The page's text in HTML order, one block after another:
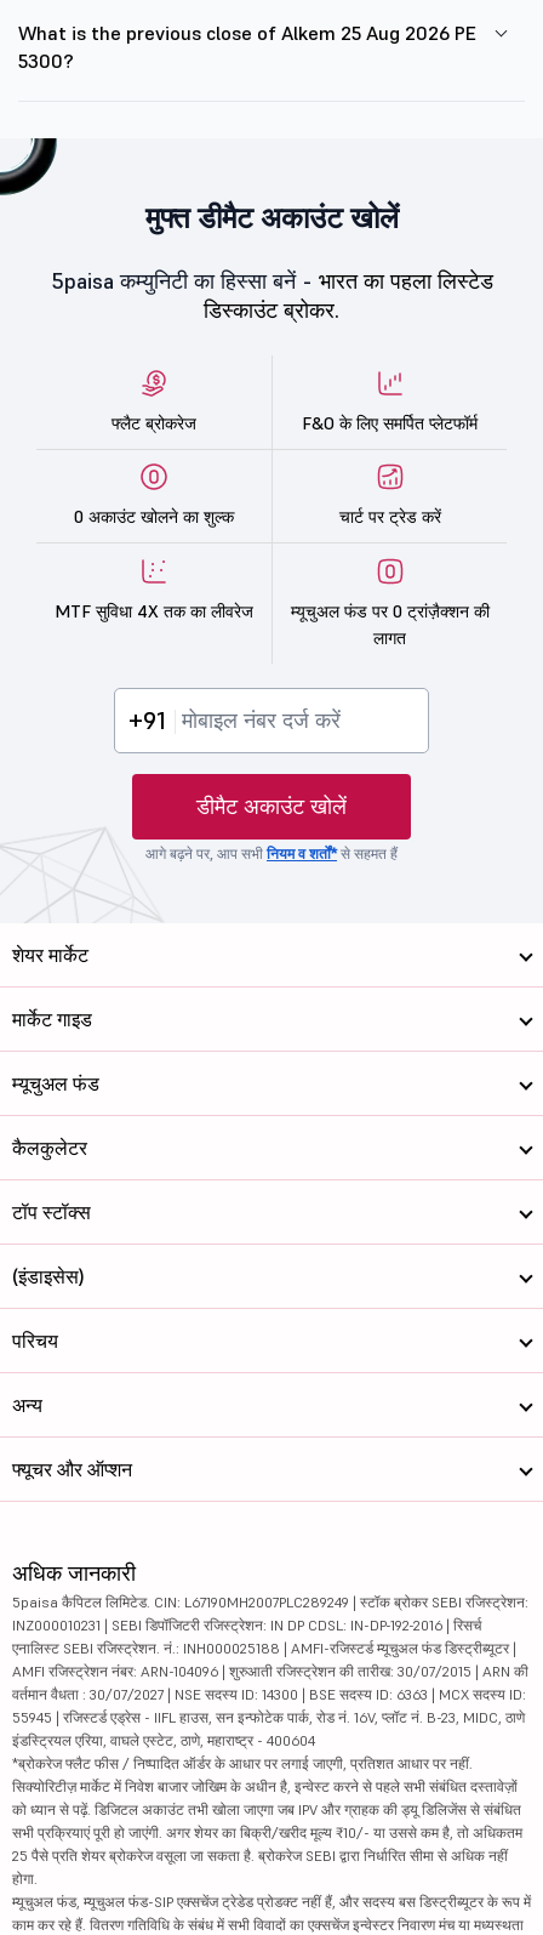
What is the previous close of Alkem 25 Aug 2026 PE
5300?
मुफ्त डीमैट अकाउंट खोलें
5paisa कम्युनिटी का हिस्सा बनें - भारत का पहला लिस्टेड
डिस्काउंट ब्रोकर.
फ्लैट ब्रोकरेज F&O के लिए समर्पित प्लेटफॉर्म
0 अकाउंट खोलने का शुल्क चार्ट पर ट्रेड करें
MTF सुविधा 4X तक का लीवरेज
म्यूचुअल फंड पर 0 ट्रांज़ैक्शन की
लागत
+91
डीमैट अकाउंट खोलें
आगे बढ़ने पर, आप सभीनियम व शर्तों*से सहमत हैं
शेयर मार्केट
मार्केट गाइड
म्यूचुअल फंड
कैलकुलेटर
टॉप स्टॉक्स
(इंडाइसेस)
परिचय
अन्य
फ्यूचर और ऑप्शन
अधिक जानकारी
5paisa कैपिटल लिमिटेड. CIN: L67190MH2007PLC289249 | स्टॉक ब्रोकर SEBI रजिस्ट्रेशन:
INZ000010231 | SEBI डिपॉजिटरी रजिस्ट्रेशन: IN DP CDSL: IN-DP-192-2016 | रिसर्च
एनालिस्ट SEBI रजिस्ट्रेशन. नं.: INH000025188 | AMFI-रजिस्टर्ड म्यूचुअल फंड डिस्ट्रीब्यूटर |
AMFI रजिस्ट्रेशन नंबर: ARN-104096 | शुरुआती रजिस्ट्रेशन की तारीख: 30/07/2015 | ARN की
वर्तमान वैधता : 30/07/2027 | NSE सदस्य ID: 14300 | BSE सदस्य ID: 6363 | MCX सदस्य ID:
55945 | रजिस्टर्ड एड्रेस - IIFL हाउस, सन इन्फोटेक पार्क, रोड नं. 16V, प्लॉट नं. B-23, MIDC, ठाणे
इंडस्ट्रियल एरिया, वाघले एस्टेट, ठाणे, महाराष्ट्र - 400604
*ब्रोकरेज फ्लैट फीस / निष्पादित ऑर्डर के आधार पर लगाई जाएगी, प्रतिशत आधार पर नहीं.
सिक्योरिटीज़ मार्केट में निवेश बाजार जोखिम के अधीन है, इन्वेस्ट करने से पहले सभी संबंधित दस्तावेज़ों
को ध्यान से पढ़ें. डिजिटल अकाउंट तभी खोला जाएगा जब IPV और ग्राहक की ड्यू डिलिजेंस से संबंधित
सभी प्रक्रियाएं पूरी हो जाएंगी. अगर शेयर का बिक्री/खरीद मूल्य ₹10/- या उससे कम है, तो अधिकतम
25 पैसे प्रति शेयर ब्रोकरेज वसूला जा सकता है. ब्रोकरेज SEBI द्वारा निर्धारित सीमा से अधिक नहीं
होगा.
म्यूचुअल फंड, म्यूचुअल फंड-SIP एक्सचेंज ट्रेडेड प्रोडक्ट नहीं हैं, और सदस्य बस डिस्ट्रीब्यूटर के रूप में
काम कर रहे हैं. वितरण गतिविधि के संबंध में सभी विवादों का एक्सचेंज इन्वेस्टर निवारण मंच या मध्यस्थता